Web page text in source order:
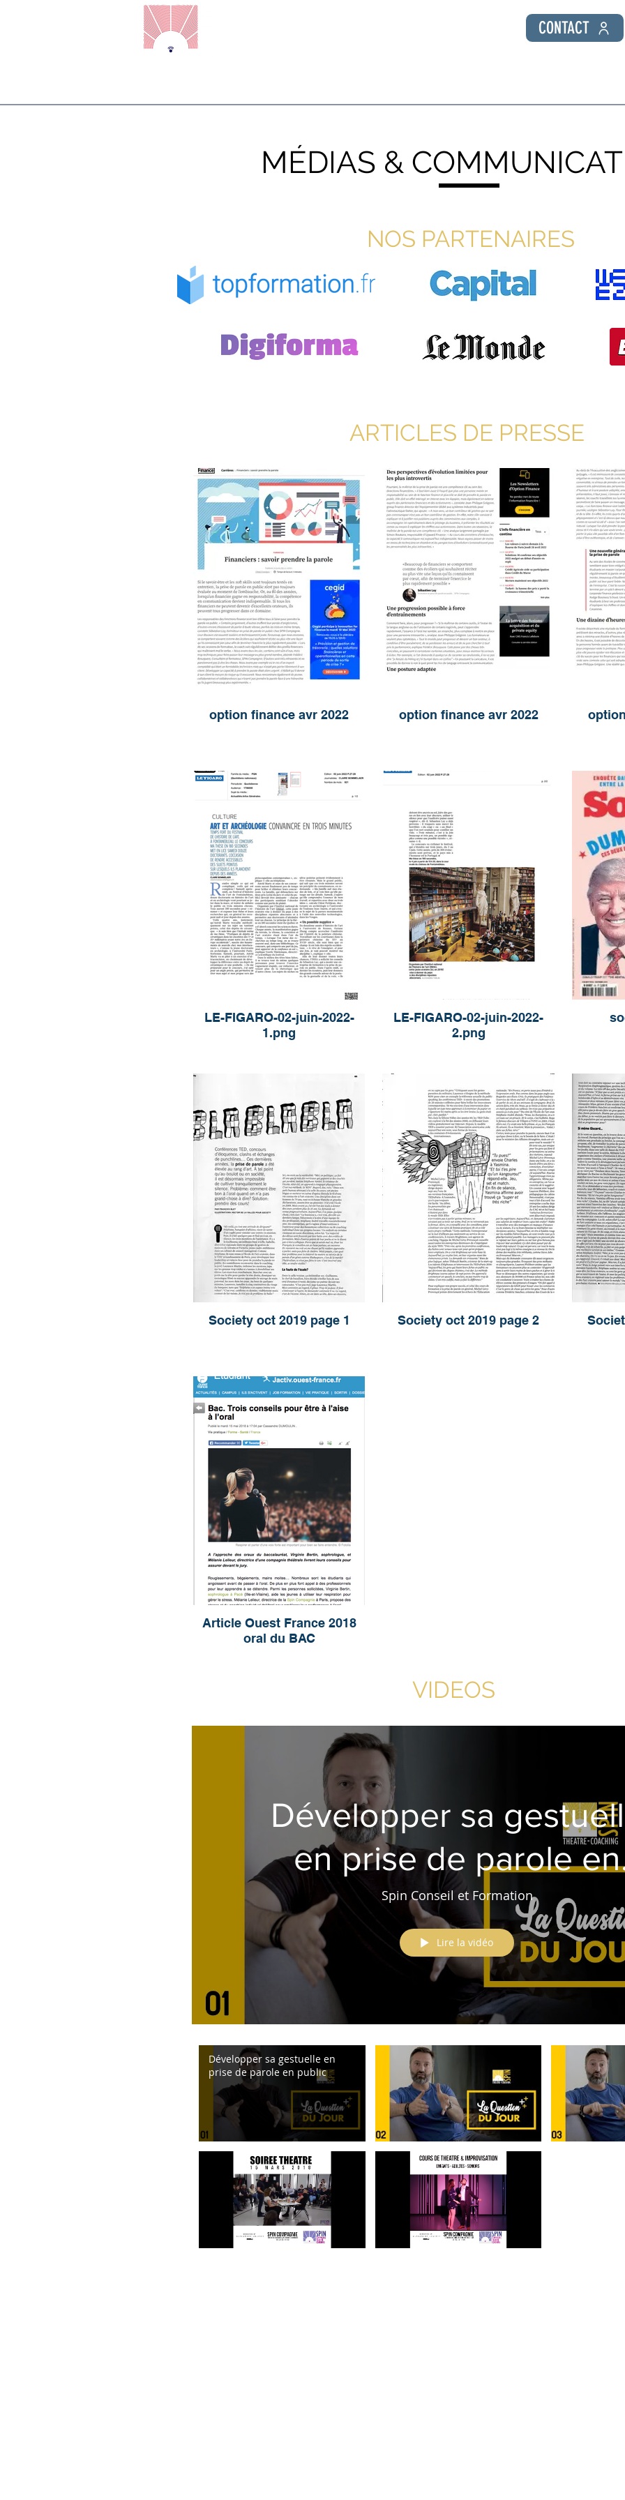
CONTACT
MÉDIAS &
NOS PARTENAIRES
ARTICLES DE PRESSE
option finance avr 2022 option finance avr 2022
LE-FIGARO-02-juin-2022-
1.png
LE-FIGARO-02-juin-2022-
2.png
Society oct 2019 page 1 Society oct 2019 page 2
Article Ouest France 2018
oral du BAC
Développer sa
en prise de parole en
public
Spin Conseil et Formation
Lire la vidéo
Développer sa gestuelle en
prise de parole en public
VIDEOS